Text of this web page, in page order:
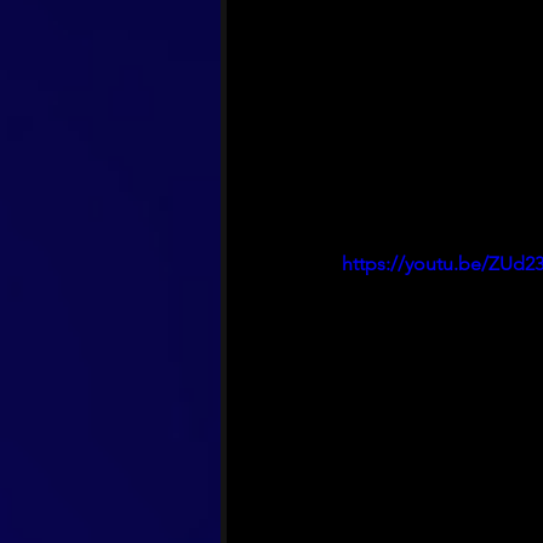
https://youtu.be/